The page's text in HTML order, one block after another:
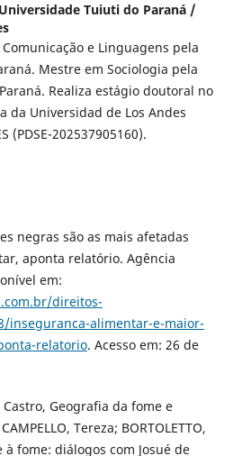
Universidade Tuiuti do Paraná /
e Linguagens pela
Mestre em Sociologia pela
Realiza estágio doutoral no
da Universidad de Los Andes
(PDSE-202537905160).
negras são as mais afetadas
aponta relatório. Agência
em:
direitos-
inseguranca-alimentar-e-maior-
relatorio. Acesso em: 26 de
Castro, Geografia da fome e
Tereza; BORTOLETTO,
fome: diálogos com Josué de